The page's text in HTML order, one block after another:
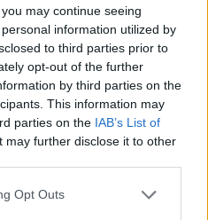
may continue seeing
information utilized by
to third parties prior to
opt-out of the further
by third parties on the
This information may
parties on the IAB’s List of
may further disclose it to other
Opt Outs
0 reacties